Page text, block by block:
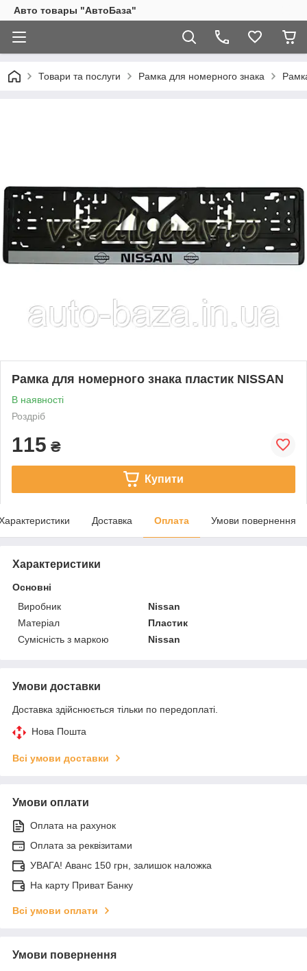
Авто товары "АвтоБаза"
Товари та послуги Рамка для номерного знака
Рамка для номерного знака пластик NISSAN
В наявності
Роздріб
115 ₴
Купити
Доставка Оплата Умови повернення
Характеристики
Основні
Виробник
Nissan
Матеріал
Пластик
Сумісність з маркою
Nissan
Умови доставки
Доставка здійснюється тільки по передоплаті.
Нова Пошта
Всі умови доставки
Умови оплати
Оплата на рахунок
Оплата за реквізитами
УВАГА! Аванс 150 грн, залишок наложка
На карту Приват Банку
Всі умови оплати
Умови повернення